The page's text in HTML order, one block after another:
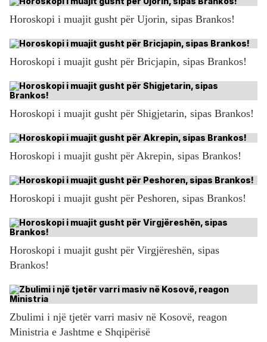
Horoskopi i muajit gusht për Ujorin, sipas Brankos!
Horoskopi i muajit gusht për Bricjapin, sipas Brankos!
Horoskopi i muajit gusht për Shigjetarin, sipas Brankos!
Horoskopi i muajit gusht për Akrepin, sipas Brankos!
Horoskopi i muajit gusht për Peshoren, sipas Brankos!
Horoskopi i muajit gusht për Virgjëreshën, sipas
Brankos!
Zbulimi i një tjetër varri masiv në Kosovë, reagon
Ministria e Jashtme e Shqipërisë